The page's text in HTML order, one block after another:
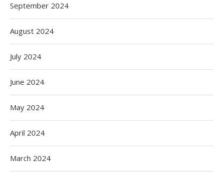
September 2024
August 2024
July 2024
June 2024
May 2024
April 2024
March 2024